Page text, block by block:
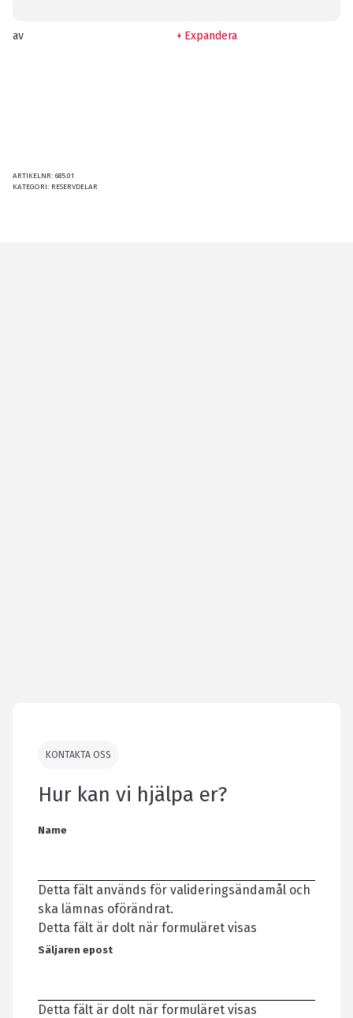
av Expandera
ARTIKELNR: 685.01
KATEGORI: RESERVDELAR
KONTAKTA OSS
Hur kan vi hjälpa er?
Name
Detta fält används för valideringsändamål och
ska lämnas oförändrat.
Detta fält är dolt när formuläret visas
Säljaren epost
Detta fält är dolt när formuläret visas